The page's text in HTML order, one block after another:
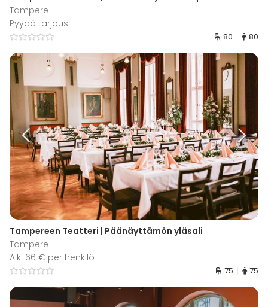
Tampere
Pyydä tarjous
80 80
Tampereen Teatteri | Päänäyttämön yläsali
Tampere
Alk. 66 € per henkilö
75 75